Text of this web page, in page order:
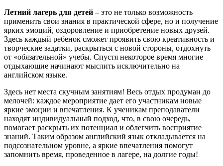
Летний лагерь для детей – это не только возможность
применить свои знания в практической сфере, но и получение
ярких эмоций, оздоровление и приобретение новых друзей.
Здесь каждый ребенок сможет проявить свою креативность и
творческие задатки, раскрыться с новой стороны, отдохнуть
от «обязательной» учебы. Спустя некоторое время многие
отдыхающие начинают мыслить исключительно на
английском языке.
Здесь нет места скучным занятиям! Весь отдых продуман до
мелочей: каждое мероприятие дает его участникам новые
яркие эмоции и впечатления. К ученикам преподаватели
находят индивидуальный подход, что, в свою очередь,
помогает раскрыть их потенциал и облегчить восприятие
знаний. Таким образом английский язык откладывается на
подсознательном уровне, а яркие впечатления помогут
запомнить время, проведенное в лагере, на долгие годы!